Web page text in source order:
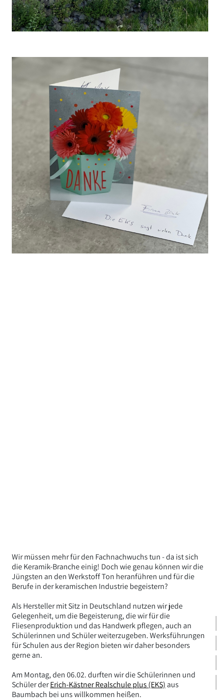
Wir müssen mehr für den Fachnachwuchs tun - da ist sich
die Keramik-Branche einig! Doch wie genau können wir die
Jüngsten an den Werkstoff Ton heranführen und für die
Berufe in der keramischen Industrie begeistern?
Als Hersteller mit Sitz in Deutschland nutzen wir jede
Gelegenheit, um die Begeisterung, die wir für die
Fliesenproduktion und das Handwerk pflegen, auch an
Schülerinnen und Schüler weiterzugeben. Werksführungen
für Schulen aus der Region bieten wir daher besonders
gerne an.
Am Montag, den 06.02. durften wir die Schülerinnen und
Schüler derErich-Kästner Realschule plus (EKS) aus
Baumbach bei uns willkommen heißen.